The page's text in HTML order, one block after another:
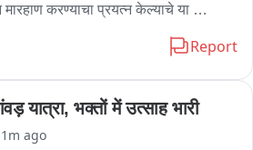
करण्याचा प्रयत्न केल्याचे या
तीव्र संताप व्यक्त करत संबंधित व्यक्तीवर
लोकल ट्रेनमध्ये एक महिला झोपलेली
भाषेत बोलताना आणि कमरेतील पट्टा
Report
यात्रा, भक्तों में उत्साह भारी
1m ago